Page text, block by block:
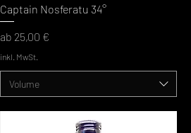
Captain Nosferatu 34°
ab 25,00 €
Sale-Preis
inkl. MwSt.
Volume